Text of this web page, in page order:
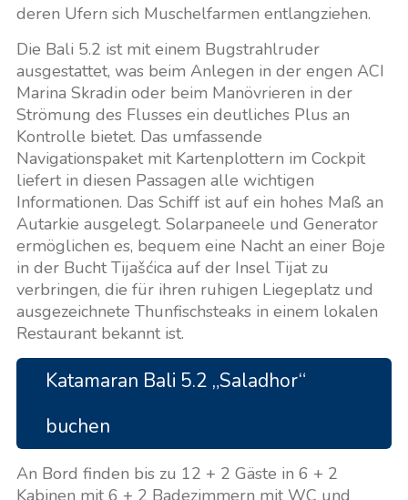
deren Ufern sich Muschelfarmen entlangziehen.
Die Bali 5.2 ist mit einem Bugstrahlruder
ausgestattet, was beim Anlegen in der engen ACI
Marina Skradin oder beim Manövrieren in der
Strömung des Flusses ein deutliches Plus an
Kontrolle bietet. Das umfassende
Navigationspaket mit Kartenplottern im Cockpit
liefert in diesen Passagen alle wichtigen
Informationen. Das Schiff ist auf ein hohes Maß an
Autarkie ausgelegt. Solarpaneele und Generator
ermöglichen es, bequem eine Nacht an einer Boje
in der Bucht Tijašćica auf der Insel Tijat zu
verbringen, die für ihren ruhigen Liegeplatz und
ausgezeichnete Thunfischsteaks in einem lokalen
Restaurant bekannt ist.
Katamaran Bali 5.2 „Saladhor“
buchen
An Bord finden bis zu 12 + 2 Gäste in 6 + 2
Kabinen mit 6 + 2 Badezimmern mit WC und